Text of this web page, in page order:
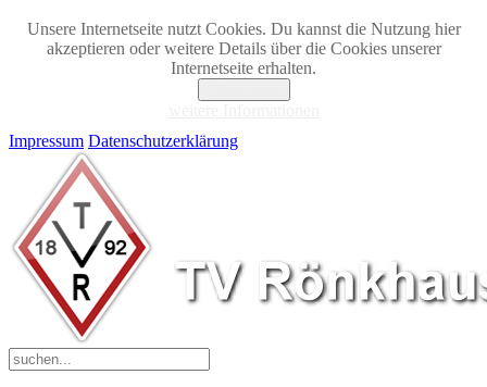
Unsere Internetseite nutzt Cookies. Du kannst die Nutzung hier
akzeptieren oder weitere Details über die Cookies unserer
Internetseite erhalten.
Impressum Datenschutzerklärung